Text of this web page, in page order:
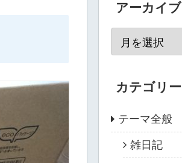
アーカイブ
カテゴリー
テーマ全般
雑日記